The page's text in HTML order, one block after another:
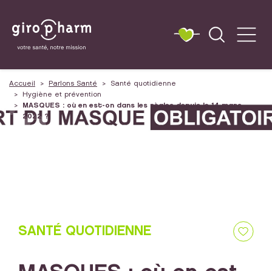
Accueil Parlons Santé
Santé quotidienne
Hygiène et prévention
MASQUES : où en est-on dans les règles depuis le 14 mars
2022 ?
SANTÉ QUOTIDIENNE